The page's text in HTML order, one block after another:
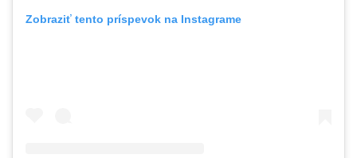
Zobraziť tento príspevok na Instagrame